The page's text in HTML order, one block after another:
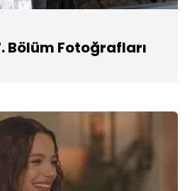
Bölüm Fotoğrafları